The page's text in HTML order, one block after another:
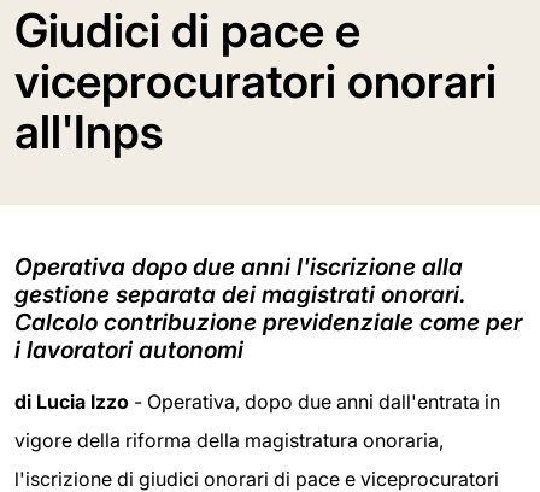
Giudici di pace e
viceprocuratori onorari
all'Inps
Operativa dopo due anni l'iscrizione alla
gestione separata dei magistrati onorari.
Calcolo contribuzione previdenziale come per
i lavoratori autonomi
di Lucia Izzo - Operativa, dopo due anni dall'entrata in
vigore della riforma della magistratura onoraria,
l'iscrizione di giudici onorari di pace e viceprocuratori